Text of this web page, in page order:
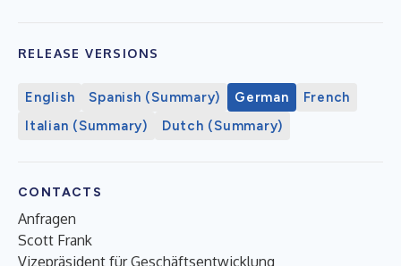
RELEASE VERSIONS
English Spanish (Summary) German
French
Italian (Summary)
Dutch (Summary)
CONTACTS
Anfragen
Scott Frank
Vizepräsident für Geschäftsentwicklung